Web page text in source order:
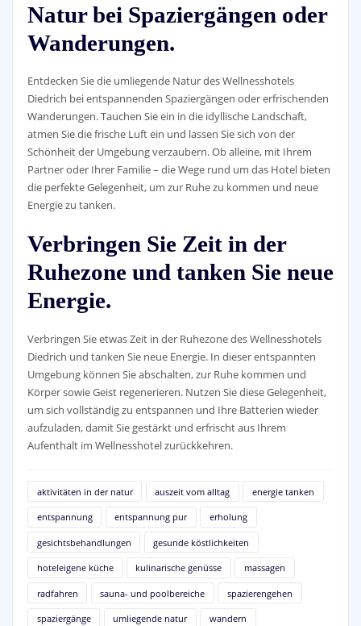
Natur bei Spaziergängen oder
Wanderungen.
Entdecken Sie die umliegende Natur des Wellnesshotels
Diedrich bei entspannenden Spaziergängen oder erfrischenden
Wanderungen. Tauchen Sie ein in die idyllische Landschaft,
atmen Sie die frische Luft ein und lassen Sie sich von der
Schönheit der Umgebung verzaubern. Ob alleine, mit Ihrem
Partner oder Ihrer Familie – die Wege rund um das Hotel bieten
die perfekte Gelegenheit, um zur Ruhe zu kommen und neue
Energie zu tanken.
Verbringen Sie Zeit in der
Ruhezone und tanken Sie neue
Energie.
Verbringen Sie etwas Zeit in der Ruhezone des Wellnesshotels
Diedrich und tanken Sie neue Energie. In dieser entspannten
Umgebung können Sie abschalten, zur Ruhe kommen und
Körper sowie Geist regenerieren. Nutzen Sie diese Gelegenheit,
um sich vollständig zu entspannen und Ihre Batterien wieder
aufzuladen, damit Sie gestärkt und erfrischt aus Ihrem
Aufenthalt im Wellnesshotel zurückkehren.
aktivitäten in der natur auszeit vom alltag energie tanken
entspannung entspannung pur erholung
gesichtsbehandlungen gesunde köstlichkeiten
hoteleigene küche kulinarische genüsse massagen
radfahren sauna- und poolbereiche spazierengehen
spaziergänge umliegende natur wandern